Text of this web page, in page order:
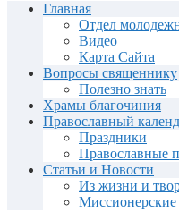
Главная
Отдел
Видео
Карта Сайта
Вопросы священнику
Полезно знать
Храмы благочиния
Православный
Праздники
Православные
Статьи и Новости
Из жизни и
Миссионерские